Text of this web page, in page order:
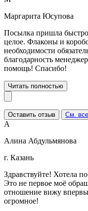
Маргарита Юсупова
Посылка пришла
целое. Флаконы и
необходимости
благодарность
помощь! Спасибо!
Читать полностью
Оставить отзыв См.
А
Алина Абдульмянова
г. Казань
Здравствуйте! Хотела
Это не первое моё
отношение вижу
огромное!